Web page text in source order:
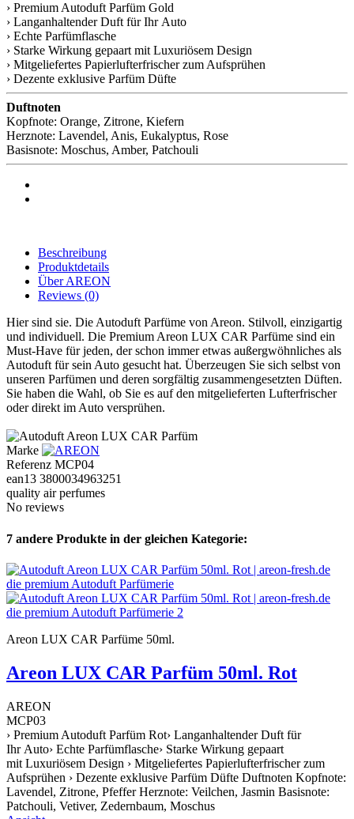
› Premium Autoduft Parfüm Gold
› Langanhaltender Duft für Ihr Auto
› Echte Parfümflasche
› Starke Wirkung gepaart mit Luxuriösem Design
› Mitgeliefertes Papierlufterfrischer zum Aufsprühen
› Dezente exklusive Parfüm Düfte
Duftnoten
Kopfnote: Orange, Zitrone, Kiefern
Herznote: Lavendel, Anis, Eukalyptus, Rose
Basisnote: Moschus, Amber, Patchouli
Beschreibung
Produktdetails
Über AREON
Reviews (0)
Hier sind sie. Die Autoduft Parfüme von Areon. Stilvoll, einzigartig
und individuell. Die Premium Areon LUX CAR Parfüme sind ein
Must-Have für jeden, der schon immer etwas außergwöhnliches als
Autoduft für sein Auto gesucht hat. Überzeugen Sie sich selbst von
unseren Parfümen und deren sorgfältig zusammengesetzten Düften.
Sie haben die Wahl, ob Sie es auf den mitgelieferten Lufterfrischer
oder direkt im Auto versprühen.
Marke
Referenz MCP04
ean13 3800034963251
quality air perfumes
No reviews
7 andere Produkte in der gleichen Kategorie:
Areon LUX CAR Parfüme 50ml.
Areon LUX CAR Parfüm 50ml. Rot
AREON
MCP03
› Premium Autoduft Parfüm Rot› Langanhaltender Duft für
Ihr Auto› Echte Parfümflasche› Starke Wirkung gepaart
mit Luxuriösem Design › Mitgeliefertes Papierlufterfrischer zum
Aufsprühen › Dezente exklusive Parfüm Düfte Duftnoten Kopfnote:
Lavendel, Zitrone, Pfeffer Herznote: Veilchen, Jasmin Basisnote:
Patchouli, Vetiver, Zedernbaum, Moschus